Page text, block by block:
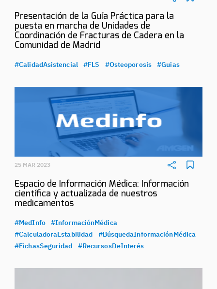
Presentación de la Guía Práctica para la
puesta en marcha de Unidades de
Coordinación de Fracturas de Cadera en la
Comunidad de Madrid
#CalidadAsistencial #FLS #Osteoporosis #Guias
25 MAR 2023
Espacio de Información Médica: Información
científica y actualizada de nuestros
medicamentos
#MedInfo
#InformaciónMédica
#CalculadoraEstabilidad
#BúsquedaInformaciónMédica
#FichasSeguridad
#RecursosDeInterés